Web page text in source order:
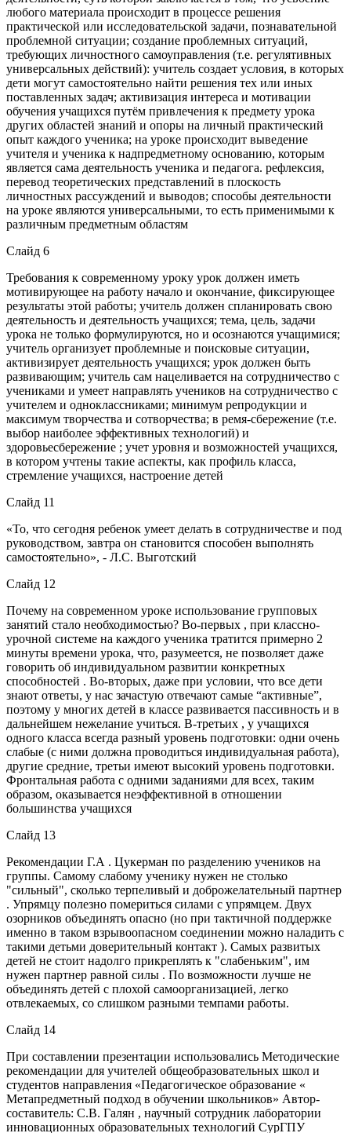
любого материала происходит в процессе решения
практической или исследовательской задачи, познавательной
проблемной ситуации; создание проблемных ситуаций,
требующих личностного самоуправления (т.е. регулятивных
универсальных действий): учитель создает условия, в которых
дети могут самостоятельно найти решения тех или иных
поставленных задач; активизация интереса и мотивации
обучения учащихся путём привлечения к предмету урока
других областей знаний и опоры на личный практический
опыт каждого ученика; на уроке происходит выведение
учителя и ученика к надпредметному основанию, которым
является сама деятельность ученика и педагога. рефлексия,
перевод теоретических представлений в плоскость
личностных рассуждений и выводов; способы деятельности
на уроке являются универсальными, то есть применимыми к
различным предметным областям
Слайд 6
Требования к современному уроку урок должен иметь
мотивирующее на работу начало и окончание, фиксирующее
результаты этой работы; учитель должен спланировать свою
деятельность и деятельность учащихся; тема, цель, задачи
урока не только формулируются, но и осознаются учащимися;
учитель организует проблемные и поисковые ситуации,
активизирует деятельность учащихся; урок должен быть
развивающим; учитель сам нацеливается на сотрудничество с
учениками и умеет направлять учеников на сотрудничество с
учителем и одноклассниками; минимум репродукции и
максимум творчества и сотворчества; в ремя-сбережение (т.е.
выбор наиболее эффективных технологий) и
здоровьесбережение ; учет уровня и возможностей учащихся,
в котором учтены такие аспекты, как профиль класса,
стремление учащихся, настроение детей
Слайд 11
«То, что сегодня ребенок умеет делать в сотрудничестве и под
руководством, завтра он становится способен выполнять
самостоятельно», - Л.С. Выготский
Слайд 12
Почему на современном уроке использование групповых
занятий стало необходимостью? Во-первых , при классно-
урочной системе на каждого ученика тратится примерно 2
минуты времени урока, что, разумеется, не позволяет даже
говорить об индивидуальном развитии конкретных
способностей . Во-вторых, даже при условии, что все дети
знают ответы, у нас зачастую отвечают самые “активные”,
поэтому у многих детей в классе развивается пассивность и в
дальнейшем нежелание учиться. В-третьих , у учащихся
одного класса всегда разный уровень подготовки: одни очень
слабые (с ними должна проводиться индивидуальная работа),
другие средние, третьи имеют высокий уровень подготовки.
Фронтальная работа с одними заданиями для всех, таким
образом, оказывается неэффективной в отношении
большинства учащихся
Слайд 13
Рекомендации Г.А . Цукерман по разделению учеников на
группы. Самому слабому ученику нужен не столько
"сильный", сколько терпеливый и доброжелательный партнер
. Упрямцу полезно помериться силами с упрямцем. Двух
озорников объединять опасно (но при тактичной поддержке
именно в таком взрывоопасном соединении можно наладить с
такими детьми доверительный контакт ). Самых развитых
детей не стоит надолго прикреплять к "слабеньким", им
нужен партнер равной силы . По возможности лучше не
объединять детей с плохой самоорганизацией, легко
отвлекаемых, со слишком разными темпами работы.
Слайд 14
При составлении презентации использовались Методические
рекомендации для учителей общеобразовательных школ и
студентов направления «Педагогическое образование «
Метапредметный подход в обучении школьников» Автор-
составитель: С.В. Галян , научный сотрудник лаборатории
инновационных образовательных технологий СурГПУ